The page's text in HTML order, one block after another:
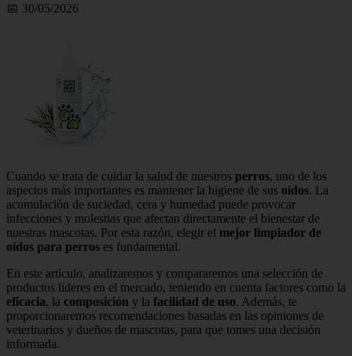
📅 30/05/2026
Cuando se trata de cuidar la salud de nuestros perros, uno de los
aspectos más importantes es mantener la higiene de sus oídos. La
acumulación de suciedad, cera y humedad puede provocar
infecciones y molestias que afectan directamente el bienestar de
nuestras mascotas. Por esta razón, elegir el mejor limpiador de
oídos para perros es fundamental.
En este artículo, analizaremos y compararemos una selección de
productos líderes en el mercado, teniendo en cuenta factores como la
eficacia, la composición y la facilidad de uso. Además, te
proporcionaremos recomendaciones basadas en las opiniones de
veterinarios y dueños de mascotas, para que tomes una decisión
informada.